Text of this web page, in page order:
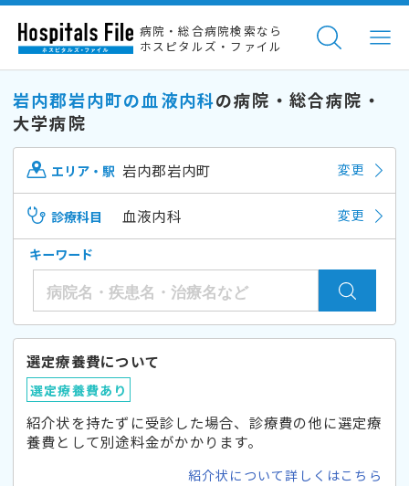
病院・総合病院検索なら
ホスピタルズ・ファイル
岩内郡岩内町の血液内科の病院・総合病院・
大学病院
エリア・駅 岩内郡岩内町 変更
診療科目 血液内科 変更
キーワード
選定療養費について
選定療養費あり
紹介状を持たずに受診した場合、診療費の他に選定療
養費として別途料金がかかります。
紹介状について詳しくはこちら